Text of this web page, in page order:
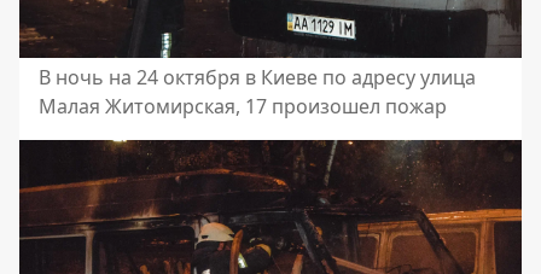
В ночь на 24 октября в Киеве по адресу улица
Малая Житомирская, 17 произошел пожар